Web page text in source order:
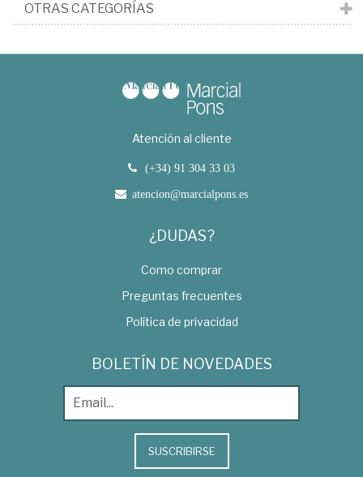
OTRAS CATEGORÍAS
Atención al cliente
(+34) 91 304 33 03
atencion@marcialpons.es
¿DUDAS?
Como comprar
Preguntas frecuentes
Política de privacidad
BOLETÍN DE NOVEDADES
SUSCRIBIRSE